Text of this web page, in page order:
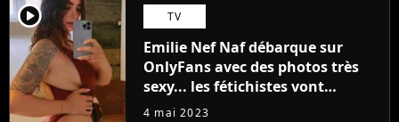
player2 TV
Emilie Nef Naf débarque sur
OnlyFans avec des photos très
sexy... les fétichistes vont
prendre leur pied !
4 mai 2023